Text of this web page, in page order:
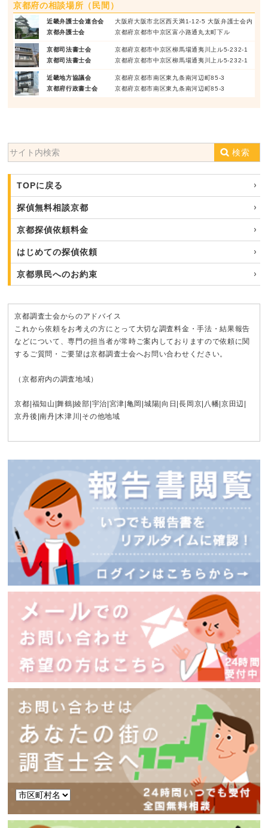
京都府の相談場所（民間）
近畿弁護士会連合会
京都弁護士会
大阪府大阪市北区西天満1-12-5 大阪弁護士会内
京都府京都市中京区富小路通丸太町下ル
京都司法書士会
京都司法書士会
京都府京都市中京区柳馬場通夷川上ル5-232-1
京都府京都市中京区柳馬場通夷川上ル5-232-1
近畿地方協議会
京都府行政書士会
京都府京都市南区東九条南河辺町85-3
京都府京都市南区東九条南河辺町85-3
検索
TOPに戻る
探偵無料相談京都
京都探偵依頼料金
はじめての探偵依頼
京都県民へのお約束
京都調査士会からのアドバイス
これから依頼をお考えの方にとって大切な調査料金・手法・結果報告
などについて、専門の担当者が常時ご案内しておりますので依頼に関
するご質問・ご要望は京都調査士会へお問い合わせください。
（京都府内の調査地域）
京都 福知山 |舞鶴 |綾部 宇治 宮津 亀岡 城陽 |向日 |長岡京 八幡 |京田辺
京丹後 |南丹 |木津川 |その他地域